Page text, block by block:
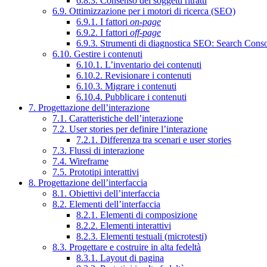
6.9. Ottimizzazione per i motori di ricerca (SEO)
6.9.1. I fattori on-page
6.9.2. I fattori off-page
6.9.3. Strumenti di diagnostica SEO: Search
6.10. Gestire i contenuti
6.10.1. L’inventario dei contenuti
6.10.2. Revisionare i contenuti
6.10.3. Migrare i contenuti
6.10.4. Pubblicare i contenuti
7. Progettazione dell’interazione
7.1. Caratteristiche dell’interazione
7.2. User stories per definire l’interazione
7.2.1. Differenza tra scenari e user stories
7.3. Flussi di interazione
7.4. Wireframe
7.5. Prototipi interattivi
8. Progettazione dell’interfaccia
8.1. Obiettivi dell’interfaccia
8.2. Elementi dell’interfaccia
8.2.1. Elementi di composizione
8.2.2. Elementi interattivi
8.2.3. Elementi testuali (microtesti)
8.3. Progettare e costruire in alta fedeltà
8.3.1. Layout di pagina